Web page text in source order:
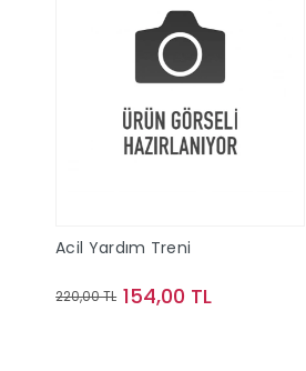
Acil Yardım Treni
220,00 TL 154,00 TL